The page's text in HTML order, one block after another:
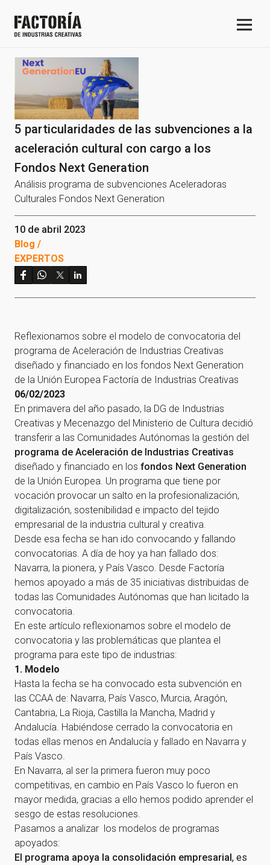
5 particularidades de las subvenciones a la
aceleración cultural con cargo a los
Fondos Next Generation
Análisis programa de subvenciones Aceleradoras
Culturales Fondos Next Generation
10 de abril 2023
Blog /
EXPERTOS
Reflexionamos sobre el modelo de convocatoria del
programa de Aceleración de Industrias Creativas
diseñado y financiado en los fondos Next Generation
de la Unión Europea Factoría de Industrias Creativas
06/02/2023
En primavera del año pasado, la DG de Industrias
Creativas y Mecenazgo del Ministerio de Cultura decidió
transferir a las Comunidades Autónomas la gestión del
programa de Aceleración de Industrias Creativas
diseñado y financiado en losfondos Next Generation
de la Unión Europea. Un programa que tiene por
vocación provocar un salto en la profesionalización,
digitalización, sostenibilidad e impacto del tejido
empresarial de la industria cultural y creativa.
Desde esa fecha se han ido convocando y fallando
convocatorias. A día de hoy ya han fallado dos:
Navarra, la pionera, y País Vasco. Desde Factoría
hemos apoyado a más de 35 iniciativas distribuidas de
todas las Comunidades Autónomas que han licitado la
convocatoria.
En este artículo reflexionamos sobre el modelo de
convocatoria y las problemáticas que plantea el
programa para este tipo de industrias:
1. Modelo
Hasta la fecha se ha convocado esta subvención en
las CCAA de: Navarra, País Vasco, Murcia, Aragón,
Cantabria, La Rioja, Castilla la Mancha, Madrid y
Andalucía. Habiéndose cerrado la convocatoria en
todas ellas menos en Andalucía y fallado en Navarra y
País Vasco.
En Navarra, al ser la primera fueron muy poco
competitivas, en cambio en País Vasco lo fueron en
mayor medida, gracias a ello hemos podido aprender el
sesgo de estas resoluciones.
Pasamos a analizar los modelos de programas
apoyados:
El programa apoya la consolidación empresarial, es